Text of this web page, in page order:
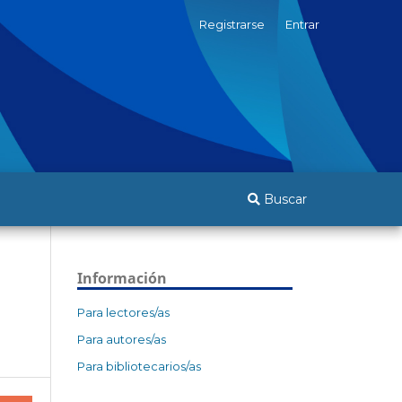
Buscar
Registrarse Entrar
Información
Para lectores/as
Para autores/as
Para bibliotecarios/as